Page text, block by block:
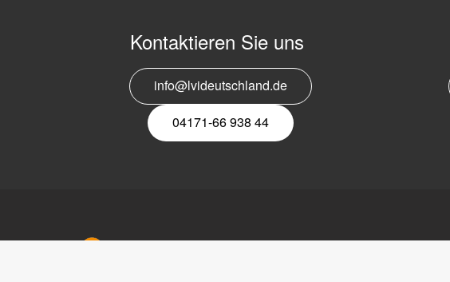
Kontaktieren Sie uns
info@lvideutschland.de
04171-66 938 44
LVI Deutschland GmbH